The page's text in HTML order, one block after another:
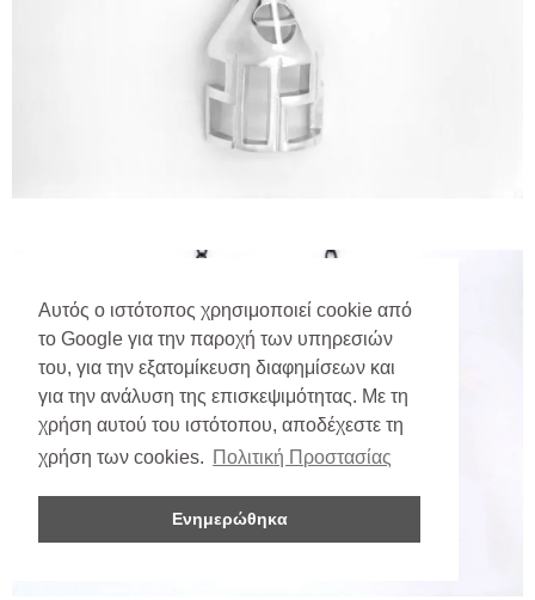
Αυτός ο ιστότοπος χρησιμοποιεί cookie από
το Google για την παροχή των υπηρεσιών
του, για την εξατομίκευση διαφημίσεων και
για την ανάλυση της επισκεψιμότητας. Με τη
χρήση αυτού του ιστότοπου, αποδέχεστε τη
χρήση των cookies. Πολιτική Προστασίας
Ενημερώθηκα